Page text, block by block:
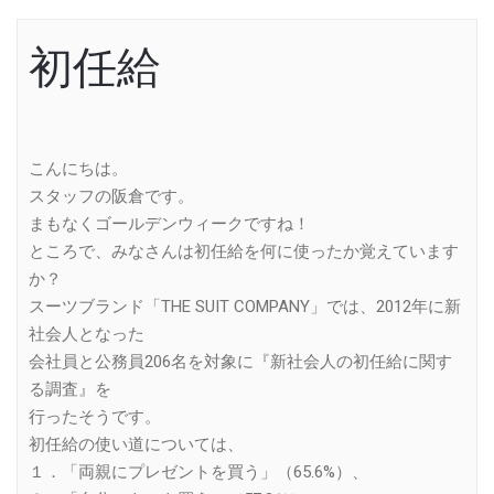
初任給
こんにちは。
スタッフの阪倉です。
まもなくゴールデンウィークですね！
ところで、みなさんは初任給を何に使ったか覚えています
か？
スーツブランド「THE SUIT COMPANY」では、2012年に新
社会人となった
会社員と公務員206名を対象に『新社会人の初任給に関す
る調査』を
行ったそうです。
初任給の使い道については、
１．「両親にプレゼントを買う」（65.6%）、